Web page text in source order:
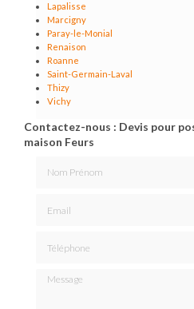
Lapalisse
Marcigny
Paray-le-Monial
Renaison
Roanne
Saint-Germain-Laval
Thizy
Vichy
Contactez-nous : Devis pour
maison Feurs
Message